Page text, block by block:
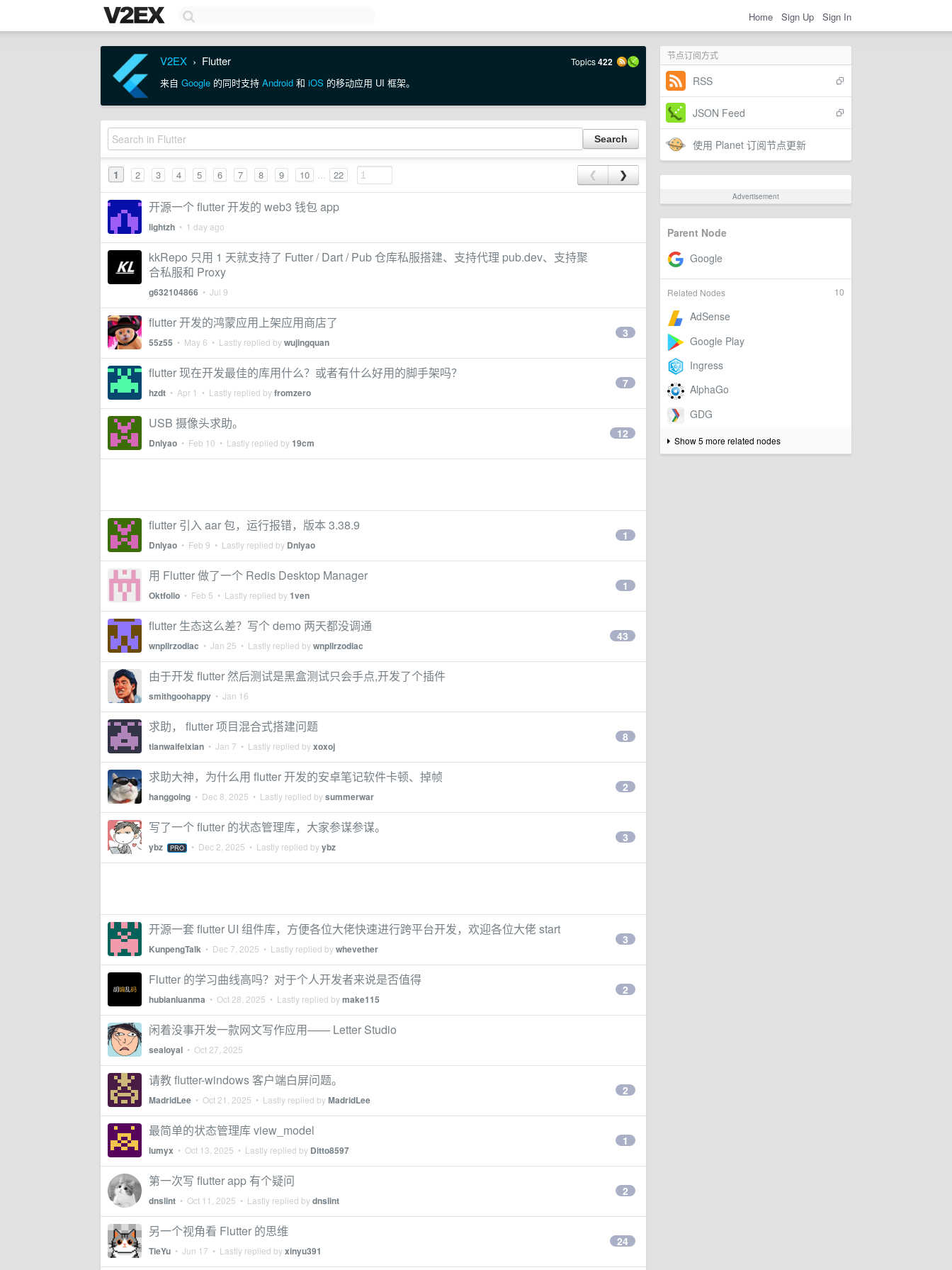
Home Sign Up Sign In
节点订阅方式
RSS
JSON Feed
使用 Planet 订阅节点更新
Advertisement
Parent Node
10
Related Nodes
Show 5 more related nodes
V2EX › Flutter Topics422
来自 Google 的同时支持 Android 和 iOS 的移动应用 UI 框架。
1 2 3 4 5 6 7 8 9 10 ... 22 ❮ ❯
开源一个 flutter 开发的 web3 钱包 app
lightzh • 1 day ago
kkRepo 只用 1 天就支持了 Futter / Dart / Pub 仓库私服搭建、支持代理 pub.dev、支持聚
合私服和 Proxy
g632104866 • Jul 9
flutter 开发的鸿蒙应用上架应用商店了
55z55 • May 6 • Lastly replied bywujingquan
3
flutter 现在开发最佳的库用什么？或者有什么好用的脚手架吗？
hzdt • Apr 1 • Lastly replied byfromzero
7
USB 摄像头求助。
Dnlyao • Feb 10 • Lastly replied by19cm
12
flutter 引入 aar 包，运行报错，版本 3.38.9
Dnlyao • Feb 9 • Lastly replied by Dnlyao
1
用 Flutter 做了一个 Redis Desktop Manager
Oktfolio • Feb 5 • Lastly replied by1ven
1
flutter 生态这么差？写个 demo 两天都没调通
wnpllrzodiac • Jan 25 • Lastly replied bywnpllrzodiac
43
由于开发 flutter 然后测试是黑盒测试只会手点,开发了个插件
smithgoohappy • Jan 16
求助， flutter 项目混合式搭建问题
tianwaifeixian • Jan 7 • Lastly replied byxoxoj
8
求助大神，为什么用 flutter 开发的安卓笔记软件卡顿、掉帧
hanggoing • Dec 8, 2025 • Lastly replied bysummerwar
2
写了一个 flutter 的状态管理库，大家参谋参谋。
ybz PRO • Dec 2, 2025 • Lastly replied byybz
3
开源一套 flutter UI 组件库，方便各位大佬快速进行跨平台开发，欢迎各位大佬 start
KunpengTalk • Dec 7, 2025 • Lastly replied bywhevether
3
Flutter 的学习曲线高吗？对于个人开发者来说是否值得
hubianluanma • Oct 28, 2025 • Lastly replied bymake115
2
闲着没事开发一款网文写作应用—— Letter Studio
sealoyal • Oct 27, 2025
请教 flutter-windows 客户端白屏问题。
MadridLee • Oct 21, 2025 • Lastly replied byMadridLee
2
最简单的状态管理库 view_model
lumyx • Oct 13, 2025 • Lastly replied by Ditto8597
1
第一次写 flutter app 有个疑问
dnslint • Oct 11, 2025 • Lastly replied bydnslint
2
另一个视角看 Flutter 的思维
TieYu • Jun 17 • Lastly replied byxinyu391
24